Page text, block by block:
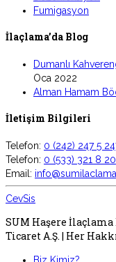
Fumigasyon
İlaçlama’da Blog
Dumanlı
Oca 2022
Alman Hamam
İletişim Bilgileri
Telefon: 0 (242) 247 5
Telefon: 0 (533) 321 8
Email:
CevSis
SUM Haşere
Ticaret A.Ş. | Her